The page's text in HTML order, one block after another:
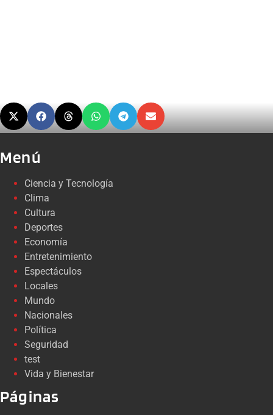
Menú
Ciencia y Tecnología
Clima
Cultura
Deportes
Economía
Entretenimiento
Espectáculos
Locales
Mundo
Nacionales
Política
Seguridad
test
Vida y Bienestar
Páginas